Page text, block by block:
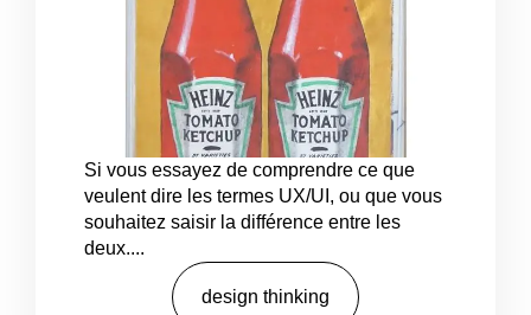
Si vous essayez de comprendre ce que
veulent dire les termes UX/UI, ou que vous
souhaitez saisir la différence entre les
deux....
design thinking